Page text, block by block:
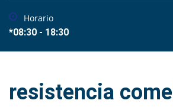
Horario
*08:30 - 18:30
resistencia